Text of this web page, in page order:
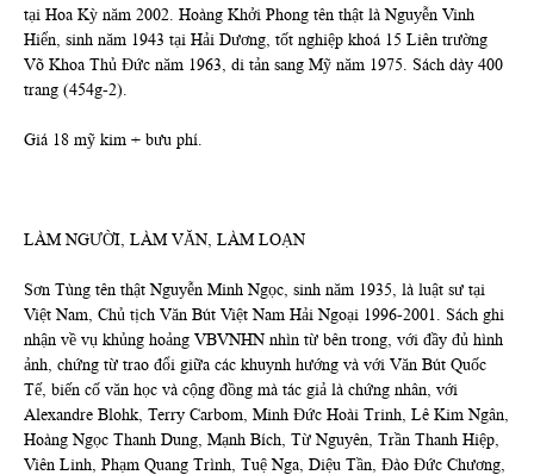
tại Hoa Kỳ năm 2002. Hoàng Khởi Phong tên thật là Nguyễn Vinh
Hiển, sinh năm 1943 tại Hải Dương, tốt nghiệp khoá 15 Liên trường
Võ Khoa Thủ Đức năm 1963, di tản sang Mỹ năm 1975. Sách dày 400
trang (454g-2).
Giá 18 mỹ kim + bưu phí.
LÀM NGƯỜI, LÀM VĂN, LÀM LOẠN
Sơn Tùng tên thật Nguyễn Minh Ngọc, sinh năm 1935, là luật sư tại
Việt Nam, Chủ tịch Văn Bút Việt Nam Hải Ngoại 1996-2001. Sách ghi
nhận về vụ khủng hoảng VBVNHN nhìn từ bên trong, với đầy đủ hình
ảnh, chứng từ trao đổi giữa các khuynh hướng và với Văn Bút Quốc
Tế, biến cố văn học và cộng đồng mà tác giả là chứng nhân, với
Alexandre Blohk, Terry Carbom, Minh Đức Hoài Trinh, Lê Kim Ngân,
Hoàng Ngọc Thanh Dung, Mạnh Bích, Từ Nguyên, Trần Thanh Hiệp,
Viên Linh, Phạm Quang Trình, Tuệ Nga, Diệu Tần, Đào Đức Chương,